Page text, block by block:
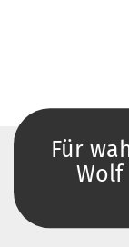
Für
Wolf